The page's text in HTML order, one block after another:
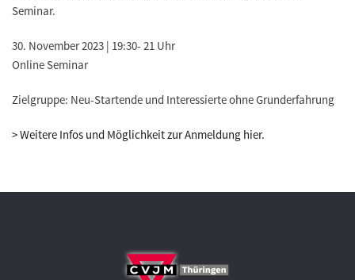
Seminar.
30. November 2023 | 19:30- 21 Uhr
Online Seminar
Zielgruppe: Neu-Startende und Interessierte ohne Grunderfahrung
> Weitere Infos und Möglichkeit zur Anmeldung hier.